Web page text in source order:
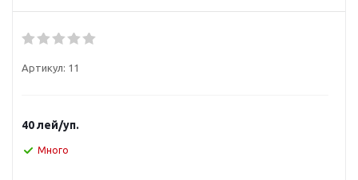
Артикул: 11
40лей/уп.
Много